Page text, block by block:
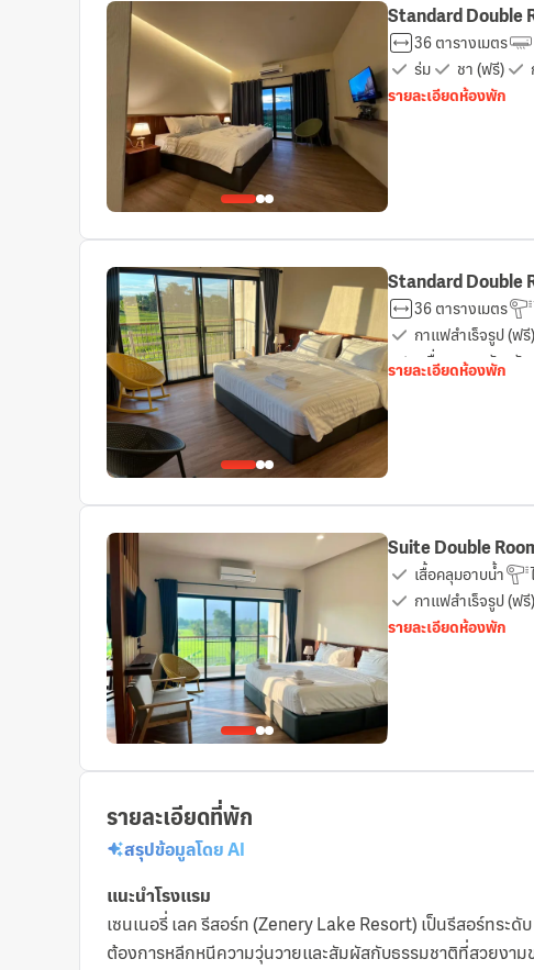
Standard Double
36 ตารางเมตร
ร่ม
ชา (ฟรี)
รายละเอียดห้องพัก
Standard Double
36 ตารางเมตร
กาแฟสำเร็จรูป (ฟรี)
เครื่องตรวจจับควัน
รายละเอียดห้องพัก
Suite Double
เสื้อคลุมอาบน้ำ
กาแฟสำเร็จรูป (ฟรี)
รายละเอียดห้องพัก
รายละเอียดที่พัก
สรุปข้อมูลโดย AI
แนะนำโรงแรม
เซนเนอรี่ เลค รีสอร์ท (Zenery Lake Resort) เป็นรีสอร์ทระ
ต้องการหลีกหนีความวุ่นวายและสัมผัสกับธรรมชาติที่สวยงา